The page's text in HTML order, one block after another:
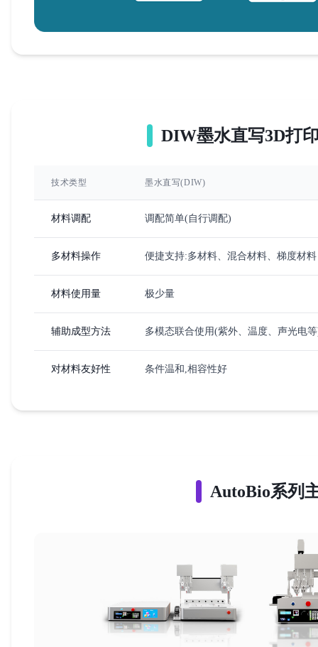
DIW墨水直写3D打
技术类型 墨水直写(DIW)
材料调配 调配简单(自行调配)
多材料操作 便捷支持:多材料、混合材料、梯度材料
材料使用量 极少量
辅助成型方法 多模态联合使用(紫外、温度、声光电
对材料友好性 条件温和,相容性好
AutoBio系列